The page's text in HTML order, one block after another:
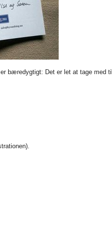
bæredygtigt: Det er let at tage med